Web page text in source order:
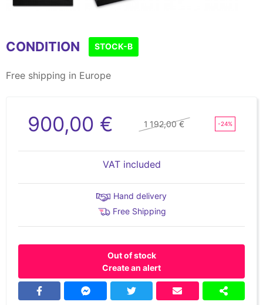
of
CONDITION STOCK-B
Free shipping in Europe
900,00 € 1 192,00 € -24%
VAT included
Hand delivery
Free Shipping
Out of stock
Create an alert